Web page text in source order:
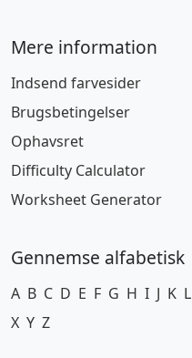
Mere information
Indsend farvesider
Brugsbetingelser
Ophavsret
Difficulty Calculator
Worksheet Generator
Gennemse alfabetisk
A B C D E F G H I J K L
X Y Z